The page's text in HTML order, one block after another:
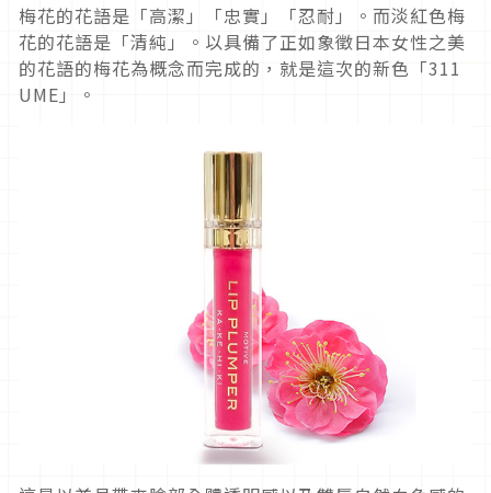
梅花的花語是「高潔」「忠實」「忍耐」。而淡紅色梅
花的花語是「清純」。以具備了正如象徵日本女性之美
的花語的梅花為概念而完成的，就是這次的新色「311
UME」。